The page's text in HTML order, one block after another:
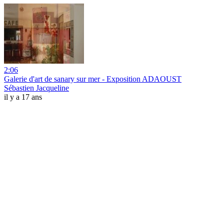
2:06
Galerie d'art de sanary sur mer - Exposition ADAOUST
Sébastien Jacqueline
il y a 17 ans